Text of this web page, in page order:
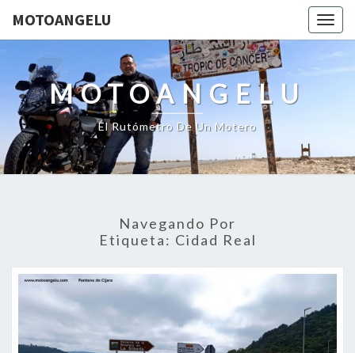
MOTOANGELU
MOTOANGELU
El Rutómetro De Un Motero
Navegando Por
Etiqueta: Cidad Real